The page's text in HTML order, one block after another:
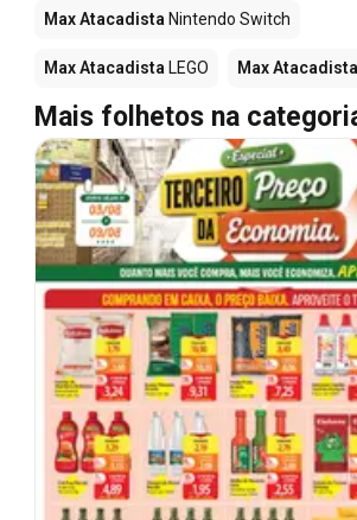
Max Atacadista Nintendo Switch
Max Atacadista LEGO Max Atacadista
Mais folhetos na